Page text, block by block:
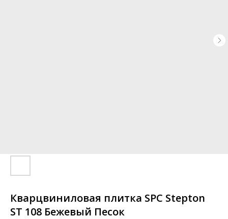
Кварцвиниловая плитка SPC Stepton
ST 108 Бежевый Песок